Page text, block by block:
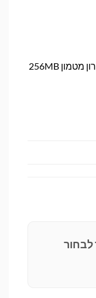
דיסק קשיח WD Gold בנפח 4TB, מהירות 7200RPM, ממשק SATA3, זיכרון מטמון 256MB
לבחור